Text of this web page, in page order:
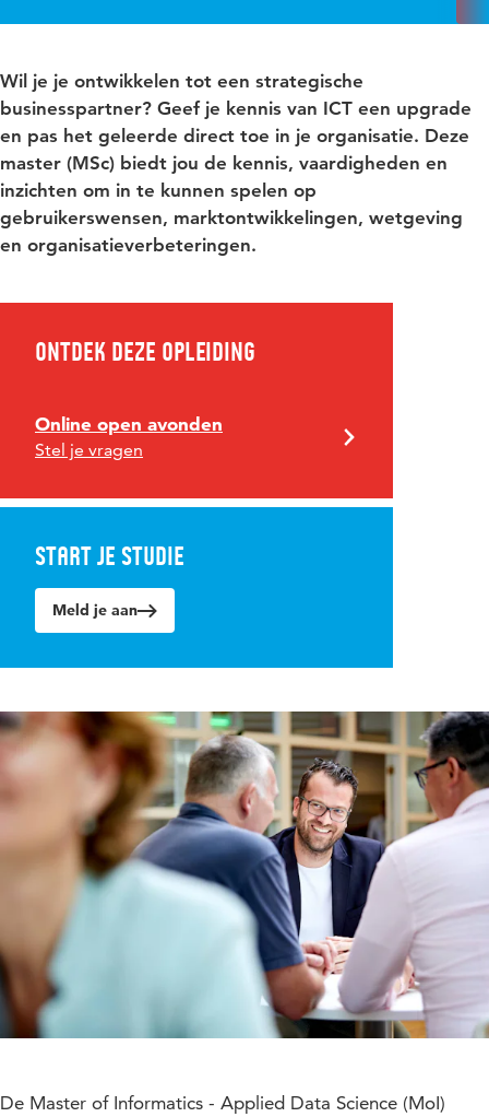
Wil je je ontwikkelen tot een strategische
businesspartner? Geef je kennis van ICT een upgrade
en pas het geleerde direct toe in je organisatie. Deze
master (MSc) biedt jou de kennis, vaardigheden en
inzichten om in te kunnen spelen op
gebruikerswensen, marktontwikkelingen, wetgeving
en organisatieverbeteringen.
Ontdek deze opleiding
Online open avonden
Stel je vragen
Start je studie
Meld je aan
De Master of Informatics - Applied Data Science (MoI)